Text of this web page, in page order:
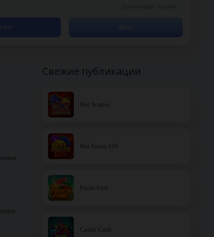
Свежие публикации
Hot Scatter
Hot Fruits 100
Fruits First
Castle Cash